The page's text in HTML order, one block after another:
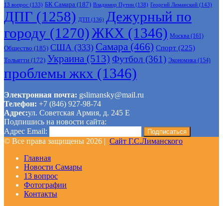
13 вопрос (133) БК Самара (187) Владимир Путин (138) Георгий Лиманский (143)
ДПГ (1258) ДТП (136) Дежурный по
городу (1270)ЖКХ (1346) Москва (161)
Общество (185) США (333) Самара (466) Спорт (225)
Тольятти (172) Украина (513) Футбол (361) Экономика (154)
проблемы жкх (1346)
Электронная почта: gslimansky@mail.ru
Телефон: +7 (846) 927-98-74
Адрес:ул. Советская Армия, д. 245 Е
Подпишись на новости сайта:
Адрес Email:
© Все права защищены 2026 | Сайт Г.С.Лиманского
Главная
Новости Самары
13 вопрос
Фотографии
Контакты